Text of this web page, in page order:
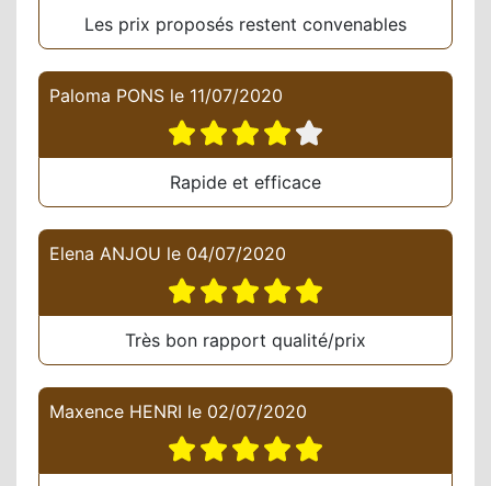
Les prix proposés restent convenables
Paloma PONS le 11/07/2020
Rapide et efficace
Elena ANJOU le 04/07/2020
Très bon rapport qualité/prix
Maxence HENRI le 02/07/2020